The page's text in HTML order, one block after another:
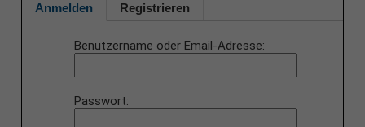
Anmelden Registrieren
Benutzername oder Email-Adresse
Passwort